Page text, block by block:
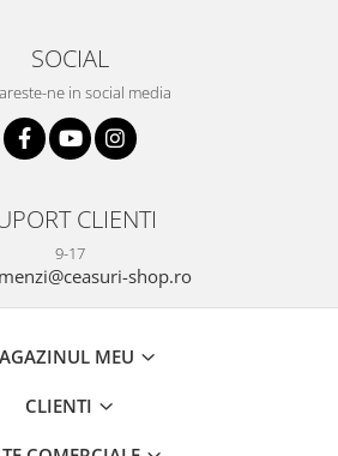
SOCIAL
ne in social media
CLIENTI
9-17
shop.ro
MEU
CLIENTI